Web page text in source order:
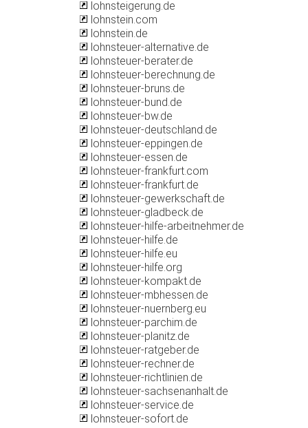
lohnsteigerung.de
lohnstein.com
lohnstein.de
lohnsteuer-alternative.de
lohnsteuer-berater.de
lohnsteuer-berechnung.de
lohnsteuer-bruns.de
lohnsteuer-bund.de
lohnsteuer-bw.de
lohnsteuer-deutschland.de
lohnsteuer-eppingen.de
lohnsteuer-essen.de
lohnsteuer-frankfurt.com
lohnsteuer-frankfurt.de
lohnsteuer-gewerkschaft.de
lohnsteuer-gladbeck.de
lohnsteuer-hilfe-arbeitnehmer.de
lohnsteuer-hilfe.de
lohnsteuer-hilfe.eu
lohnsteuer-hilfe.org
lohnsteuer-kompakt.de
lohnsteuer-mbhessen.de
lohnsteuer-nuernberg.eu
lohnsteuer-parchim.de
lohnsteuer-planitz.de
lohnsteuer-ratgeber.de
lohnsteuer-rechner.de
lohnsteuer-richtlinien.de
lohnsteuer-sachsenanhalt.de
lohnsteuer-service.de
lohnsteuer-sofort.de